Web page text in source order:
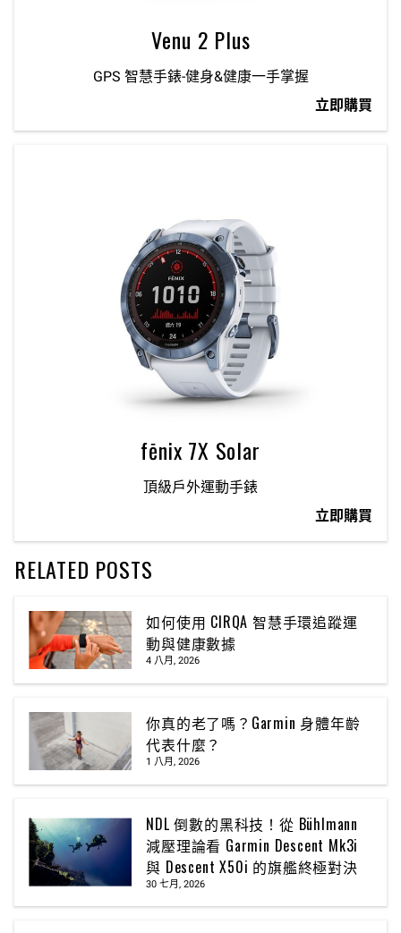
Venu 2 Plus
GPS 智慧手錶-健身&健康一手掌握
立即購買
fēnix 7X Solar
頂級戶外運動手錶
立即購買
RELATED POSTS
如何使用 CIRQA 智慧手環追蹤運
動與健康數據
4 八月, 2026
你真的老了嗎？Garmin 身體年齡
代表什麼？
1 八月, 2026
NDL 倒數的黑科技！從 Bühlmann
減壓理論看 Garmin Descent Mk3i
與 Descent X50i 的旗艦終極對決
30 七月, 2026